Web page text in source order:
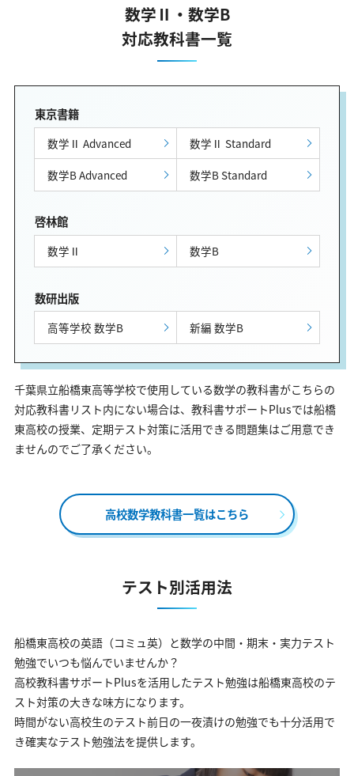
数学Ⅱ・数学B
対応教科書一覧
東京書籍
数学Ⅱ Advanced
数学Ⅱ Standard
数学B Advanced
数学B Standard
啓林館
数学Ⅱ 数学B
数研出版
高等学校 数学B 新編 数学B
千葉県立船橋東高等学校で使用している数学の教科書がこちらの
対応教科書リスト内にない場合は、教科書サポートPlusでは船橋
東高校の授業、定期テスト対策に活用できる問題集はご用意でき
ませんのでご了承ください。
高校数学教科書一覧はこちら
テスト別活用法
船橋東高校の英語（コミュ英）と数学の中間・期末・実力テスト
勉強でいつも悩んでいませんか？
高校教科書サポートPlusを活用したテスト勉強は船橋東高校のテ
スト対策の大きな味方になります。
時間がない高校生のテスト前日の一夜漬けの勉強でも十分活用で
き確実なテスト勉強法を提供します。